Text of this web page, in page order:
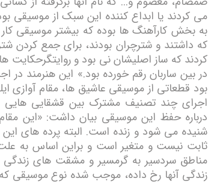
می کردند یا ابداع کننده این سبک از موسیقی
به بخش کارآهنگ ها بوده که بیشتر موسیقی
که داشتند و شترچران بودند، برای جمع کردن
کردند که ساز اصلیشان نی بود و روایتگرحکایت
در بین ساربان رقم خورده بود.» این هنرمند در
بود قطعاتی از موسیقی عاشیق ها، مقام آوازی
اجرای چند تصنیف مشترک بین قشقایی هایی
درباره حفظ این موسیقی بیان داشت: «این
شنیده می شود و زنده است. البته پرده های
ثابت نیست و متغیر است و براین اساس به علت
مناطق سردسیر به گرمسیر و مشقت های زندگی
زندگی آنها رخ داده، موجب شده نوع موسیقی